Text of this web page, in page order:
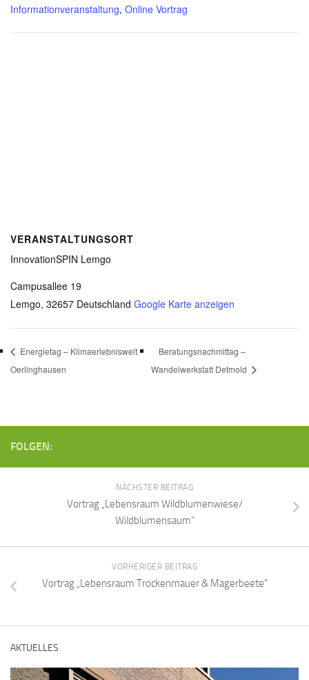
Informationveranstaltung, Online Vortrag
VERANSTALTUNGSORT
InnovationSPIN Lemgo
Campusallee 19
Lemgo, 32657 Deutschland Google Karte anzeigen
Energietag – Klimaerlebniswelt
Oerlinghausen
Beratungsnachmittag –
Wandelwerkstatt Detmold
FOLGEN:
NÄCHSTER BEITRAG
Vortrag „Lebensraum Wildblumenwiese/
Wildblumensaum“
VORHERIGER BEITRAG
Vortrag „Lebensraum Trockenmauer & Magerbeete“
AKTUELLES